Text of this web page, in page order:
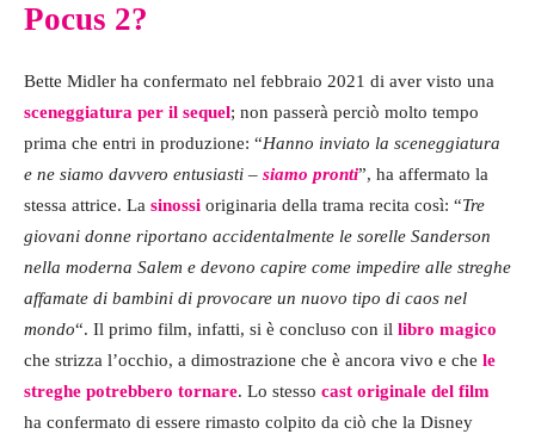
Pocus 2?
Bette Midler ha confermato nel febbraio 2021 di aver visto una
sceneggiatura per il sequel; non passerà perciò molto tempo
prima che entri in produzione: “Hanno inviato la sceneggiatura
e ne siamo davvero entusiasti – siamo pronti”, ha affermato la
stessa attrice. La sinossi originaria della trama recita così: “Tre
giovani donne riportano accidentalmente le sorelle Sanderson
nella moderna Salem e devono capire come impedire alle streghe
affamate di bambini di provocare un nuovo tipo di caos nel
mondo“. Il primo film, infatti, si è concluso con il libro magico
che strizza l’occhio, a dimostrazione che è ancora vivo e che le
streghe potrebbero tornare. Lo stesso cast originale del film
ha confermato di essere rimasto colpito da ciò che la Disney